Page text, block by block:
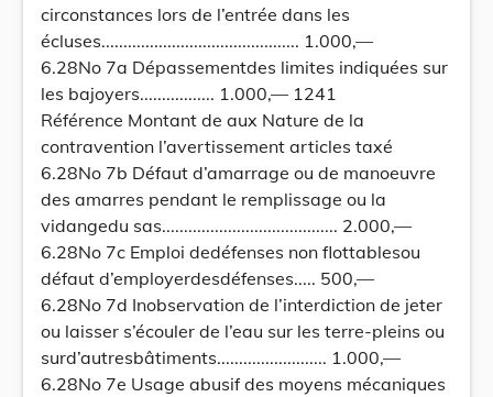
circonstances lors de l’entrée dans les
écluses............................................. 1.000,—
6.28No 7a Dépassementdes limites indiquées sur
les bajoyers................. 1.000,— 1241
Référence Montant de aux Nature de la
contravention l’avertissement articles taxé
6.28No 7b Défaut d’amarrage ou de manoeuvre
des amarres pendant le remplissage ou la
vidangedu sas........................................ 2.000,—
6.28No 7c Emploi dedéfenses non flottablesou
défaut d’employerdesdéfenses..... 500,—
6.28No 7d Inobservation de l’interdiction de jeter
ou laisser s’écouler de l’eau sur les terre-pleins ou
surd’autresbâtiments......................... 1.000,—
6.28No 7e Usage abusif des moyens mécaniques